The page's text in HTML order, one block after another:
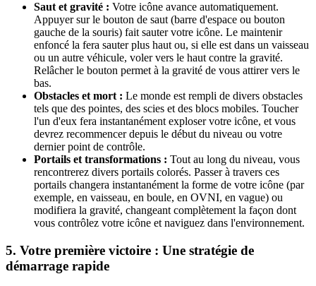
Saut et gravité : Votre icône avance automatiquement.
Appuyer sur le bouton de saut (barre d'espace ou bouton
gauche de la souris) fait sauter votre icône. Le maintenir
enfoncé la fera sauter plus haut ou, si elle est dans un vaisseau
ou un autre véhicule, voler vers le haut contre la gravité.
Relâcher le bouton permet à la gravité de vous attirer vers le
bas.
Obstacles et mort : Le monde est rempli de divers obstacles
tels que des pointes, des scies et des blocs mobiles. Toucher
l'un d'eux fera instantanément exploser votre icône, et vous
devrez recommencer depuis le début du niveau ou votre
dernier point de contrôle.
Portails et transformations : Tout au long du niveau, vous
rencontrerez divers portails colorés. Passer à travers ces
portails changera instantanément la forme de votre icône (par
exemple, en vaisseau, en boule, en OVNI, en vague) ou
modifiera la gravité, changeant complètement la façon dont
vous contrôlez votre icône et naviguez dans l'environnement.
5. Votre première victoire : Une stratégie de
démarrage rapide